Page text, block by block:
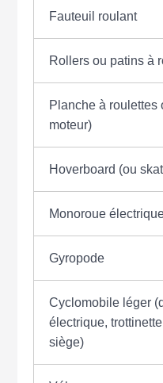
Fauteuil roulant
Rollers ou patins à
Planche à roulettes
moteur)
Hoverboard (ou
Monoroue
Gyropode
Cyclomobile léger
électrique,
siège)